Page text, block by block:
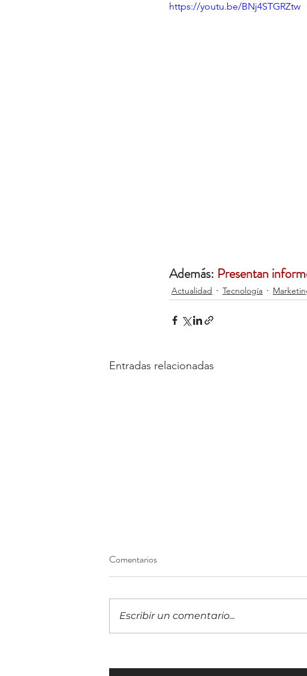
https://youtu.be/BNj4STGRZtw
Además: Presentan
Actualidad Tecnología
Entradas relacionadas
MSP 501 de la industria de
Comentarios
Escribir un comentario...